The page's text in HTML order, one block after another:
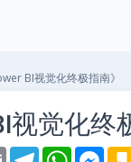
BI视觉化终极指南》
视觉化终
E T W M